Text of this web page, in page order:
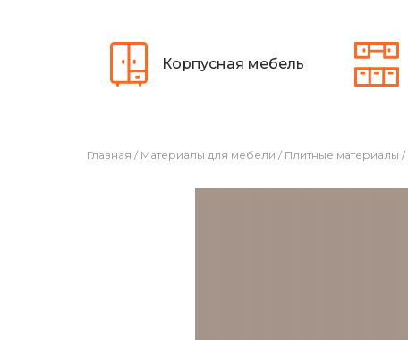
Корпусная мебель
Главная / Материалы для мебели / Плитные материалы /